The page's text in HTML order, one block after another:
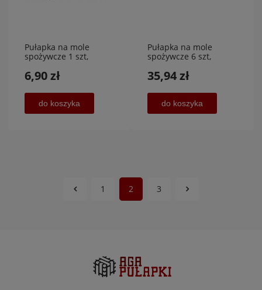
Pułapka na mole
spożywcze 1 szt,
6,90 zł
do koszyka
Pułapka na mole
spożywcze 6 szt,
35,94 zł
do koszyka
1 2 3